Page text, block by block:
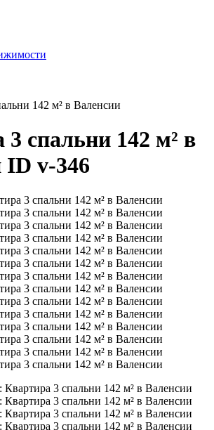
142 м² в Валенсии
спальни 142 м² в
ID v-346